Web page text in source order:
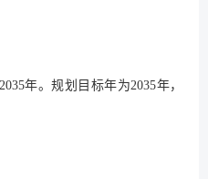
年。规划目标年为2035年，